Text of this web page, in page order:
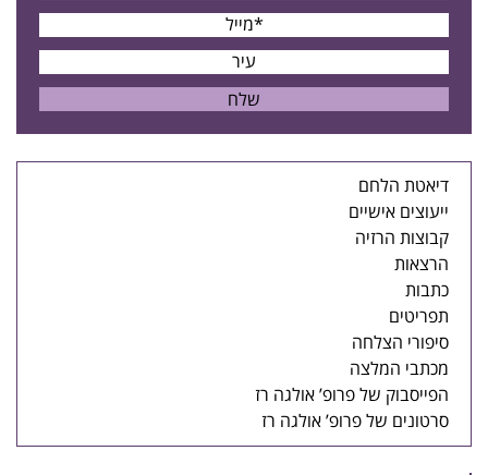
דיאטת הלחם
ייעוצים אישיים
קבוצות הרזיה
הרצאות
כתבות
תפריטים
סיפורי הצלחה
מכתבי המלצה
הפייסבוק של פרופ’ אולגה רז
סרטונים של פרופ’ אולגה רז